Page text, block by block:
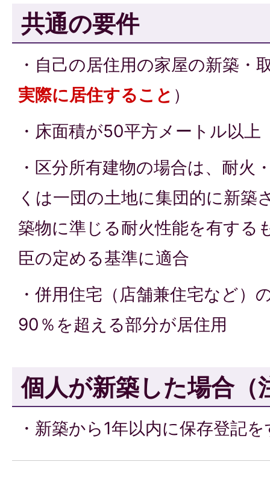
共通の要件
・自己の居住用の家屋の新築・
実際に居住すること ）
・床面積が50平方メートル以上
・区分所有建物の場合は、耐火
くは一団の土地に集団的に新築
築物に準じる耐火性能を有する
臣の定める基準に適合
・併用住宅（店舗兼住宅など）
90％を超える部分が居住用
個人が新築した場合（
・新築から1年以内に保存登記